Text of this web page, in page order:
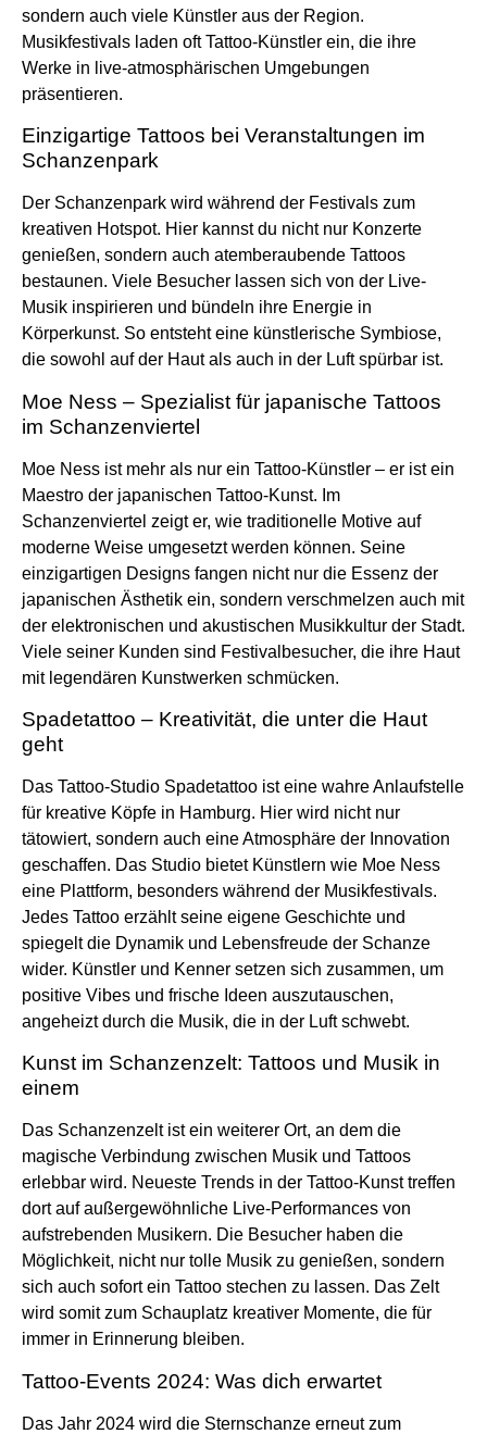
sondern auch viele Künstler aus der Region.
Musikfestivals laden oft Tattoo-Künstler ein, die ihre
Werke in live-atmosphärischen Umgebungen
präsentieren.
Einzigartige Tattoos bei Veranstaltungen im
Schanzenpark
Der Schanzenpark wird während der Festivals zum
kreativen Hotspot. Hier kannst du nicht nur Konzerte
genießen, sondern auch atemberaubende Tattoos
bestaunen. Viele Besucher lassen sich von der Live-
Musik inspirieren und bündeln ihre Energie in
Körperkunst. So entsteht eine künstlerische Symbiose,
die sowohl auf der Haut als auch in der Luft spürbar ist.
Moe Ness – Spezialist für japanische Tattoos
im Schanzenviertel
Moe Ness ist mehr als nur ein Tattoo-Künstler – er ist ein
Maestro der japanischen Tattoo-Kunst. Im
Schanzenviertel zeigt er, wie traditionelle Motive auf
moderne Weise umgesetzt werden können. Seine
einzigartigen Designs fangen nicht nur die Essenz der
japanischen Ästhetik ein, sondern verschmelzen auch mit
der elektronischen und akustischen Musikkultur der Stadt.
Viele seiner Kunden sind Festivalbesucher, die ihre Haut
mit legendären Kunstwerken schmücken.
Spadetattoo – Kreativität, die unter die Haut
geht
Das Tattoo-Studio Spadetattoo ist eine wahre Anlaufstelle
für kreative Köpfe in Hamburg. Hier wird nicht nur
tätowiert, sondern auch eine Atmosphäre der Innovation
geschaffen. Das Studio bietet Künstlern wie Moe Ness
eine Plattform, besonders während der Musikfestivals.
Jedes Tattoo erzählt seine eigene Geschichte und
spiegelt die Dynamik und Lebensfreude der Schanze
wider. Künstler und Kenner setzen sich zusammen, um
positive Vibes und frische Ideen auszutauschen,
angeheizt durch die Musik, die in der Luft schwebt.
Kunst im Schanzenzelt: Tattoos und Musik in
einem
Das Schanzenzelt ist ein weiterer Ort, an dem die
magische Verbindung zwischen Musik und Tattoos
erlebbar wird. Neueste Trends in der Tattoo-Kunst treffen
dort auf außergewöhnliche Live-Performances von
aufstrebenden Musikern. Die Besucher haben die
Möglichkeit, nicht nur tolle Musik zu genießen, sondern
sich auch sofort ein Tattoo stechen zu lassen. Das Zelt
wird somit zum Schauplatz kreativer Momente, die für
immer in Erinnerung bleiben.
Tattoo-Events 2024: Was dich erwartet
Das Jahr 2024 wird die Sternschanze erneut zum